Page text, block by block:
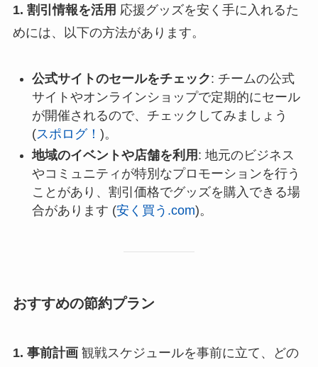
1. 割引情報を活用 応援グッズを安く手に入れるた
めには、以下の方法があります。
公式サイトのセールをチェック: チームの公式
サイトやオンラインショップで定期的にセール
が開催されるので、チェックしてみましょう​
(スポログ！ )​。
地域のイベントや店舗を利用 : 地元のビジネス
やコミュニティが特別なプロモーションを行う
ことがあり、割引価格でグッズを購入できる場
合があります​ (安く買う.com)​。
おすすめの節約プラン
1. 事前計画観戦スケジュールを事前に立て、どの